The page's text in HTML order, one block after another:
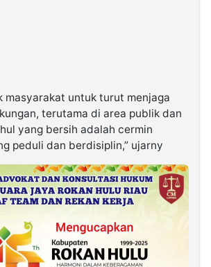
masyarakat untuk turut menjaga
terutama di area publik dan
yang bersih adalah cermin
peduli dan berdisiplin,” ujarny